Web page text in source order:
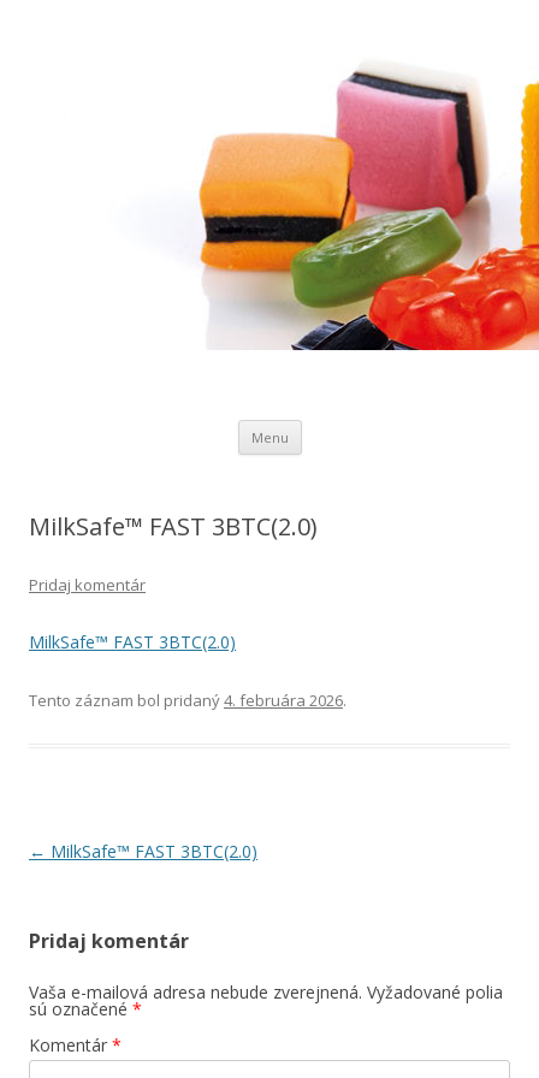
Menu Preskočiť
obsah
MilkSafe™ FAST 3BTC(2.0)
Pridaj komentár
MilkSafe™ FAST 3BTC(2.0)
Tento záznam bol pridaný4. februára 2026.
Navigácia
← MilkSafe™ FAST 3BTC(2.0)
Pridaj komentár
Vaša e-mailová adresa nebude zverejnená. Vyžadované polia
sú označené *
Komentár *